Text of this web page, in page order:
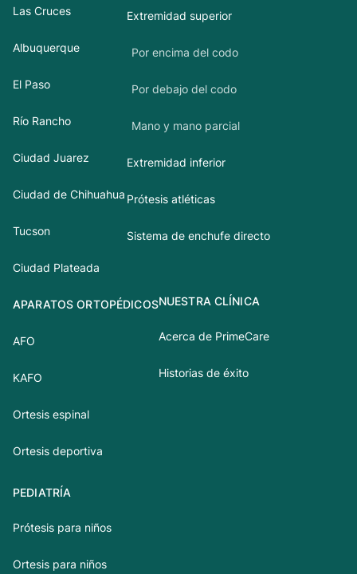
Las Cruces
Albuquerque
El Paso
Río Rancho
Ciudad Juarez
Ciudad de Chihuahua
Tucson
Ciudad Plateada
Extremidad superior
Por encima del codo
Por debajo del codo
Mano y mano parcial
Extremidad inferior
Prótesis atléticas
Sistema de enchufe directo
APARATOS ORTOPÉDICOS
AFO
KAFO
Ortesis espinal
Ortesis deportiva
PEDIATRÍA
Prótesis para niños
Ortesis para niños
NUESTRA CLÍNICA
Acerca de PrimeCare
Historias de éxito